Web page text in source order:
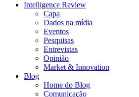
Intelligence Review
Capa
Dados na mídia
Eventos
Pesquisas
Entrevistas
Opinião
Market & Innovation
Blog
Home do Blog
Comunicação